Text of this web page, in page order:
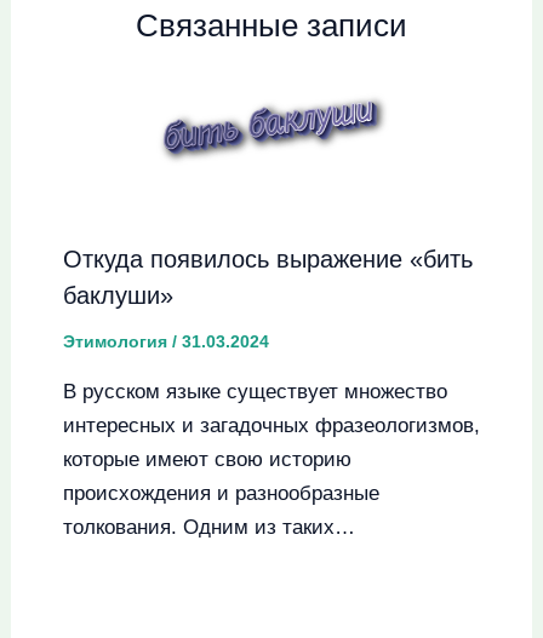
Связанные записи
Откуда появилось выражение «бить
баклуши»
Этимология/ 31.03.2024
В русском языке существует множество
интересных и загадочных фразеологизмов,
которые имеют свою историю
происхождения и разнообразные
толкования. Одним из таких…